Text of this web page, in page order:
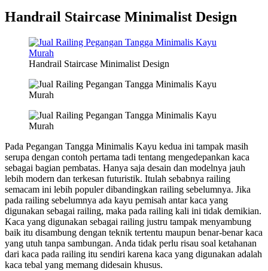
Handrail Staircase Minimalist Design
Handrail Staircase Minimalist Design
Pada Pegangan Tangga Minimalis Kayu kedua ini tampak masih
serupa dengan contoh pertama tadi tentang mengedepankan kaca
sebagai bagian pembatas. Hanya saja desain dan modelnya jauh
lebih modern dan terkesan futuristik. Itulah sebabnya railing
semacam ini lebih populer dibandingkan railing sebelumnya. Jika
pada railing sebelumnya ada kayu pemisah antar kaca yang
digunakan sebagai railing, maka pada railing kali ini tidak demikian.
Kaca yang digunakan sebagai railing justru tampak menyambung
baik itu disambung dengan teknik tertentu maupun benar-benar kaca
yang utuh tanpa sambungan. Anda tidak perlu risau soal ketahanan
dari kaca pada railing itu sendiri karena kaca yang digunakan adalah
kaca tebal yang memang didesain khusus.